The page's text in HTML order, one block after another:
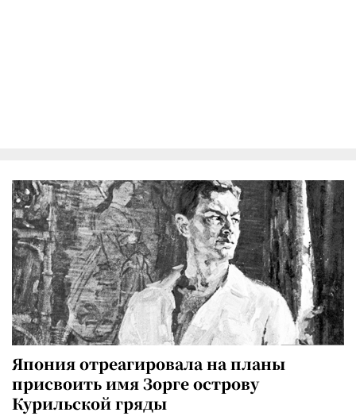
Япония отреагировала на планы
присвоить имя Зорге острову
Курильской гряды